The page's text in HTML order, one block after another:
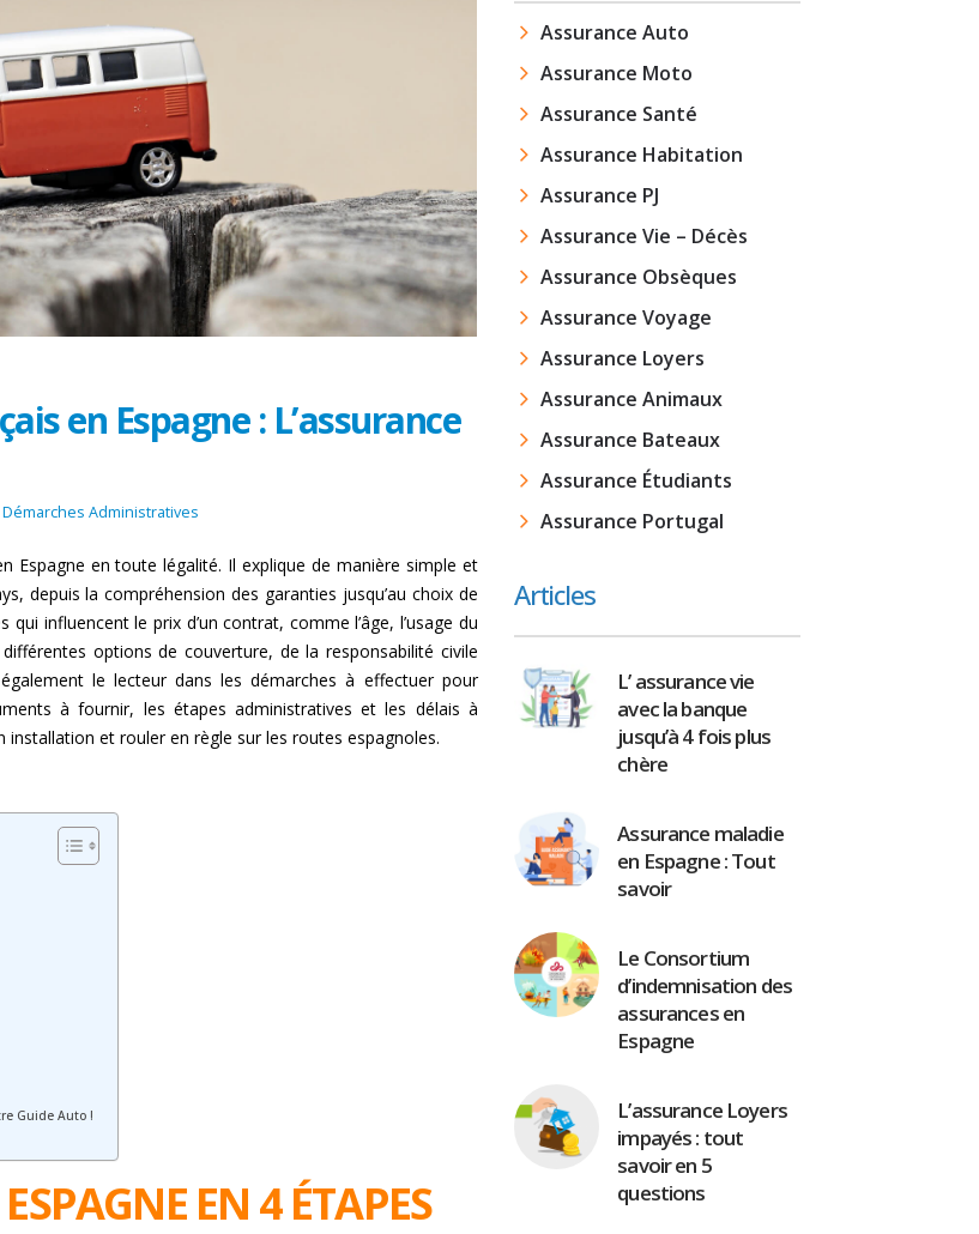
en Espagne : L’assurance
Démarches Administratives
Espagne en toute légalité. Il explique de manière simple et
depuis la compréhension des garanties jusqu’au choix de
influencent le prix d’un contrat, comme l’âge, l’usage du
options de couverture, de la responsabilité civile
le lecteur dans les démarches à effectuer pour
à fournir, les étapes administratives et les délais à
et rouler en règle sur les routes espagnoles.
Guide Auto !
EN 4 ÉTAPES
Assurance Auto
Assurance Moto
Assurance Santé
Assurance Habitation
Assurance PJ
Assurance Vie – Décès
Assurance Obsèques
Assurance Voyage
Assurance Loyers
Assurance Animaux
Assurance Bateaux
Assurance Étudiants
Assurance Portugal
Articles
L’ assurance vie
avec la banque
jusqu’à 4 fois plus
chère
Assurance maladie
en Espagne : Tout
savoir
Le Consortium
d’indemnisation des
assurances en
Espagne
L’assurance Loyers
impayés : tout
savoir en 5
questions